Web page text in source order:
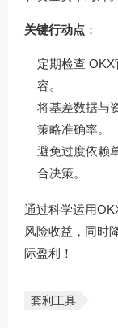
关键行动点 ：
定期检查 OKX
容。
将基差数据与
策略准确率。
避免过度依赖
合决策。
通过科学运用
风险收益，同时
际盈利！
套利工具